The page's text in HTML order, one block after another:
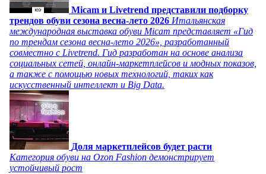
Micam и Livetrend представили подборку
трендов обуви сезона весна-лето 2026 Итальянская
международная выставка обуви Micam представляет «Гид
по трендам сезона весна-лето 2026», разработанный
совместно с Livetrend. Гид разработан на основе анализа
социальных сетей, онлайн-маркетплейсов и модных показов,
а также с помощью новых технологий, таких как
искусственный интеллект и Big Data.
Доля маркетплейсов будет расти
Категория обуви на Ozon Fashion демонстрирует
устойчивый рост